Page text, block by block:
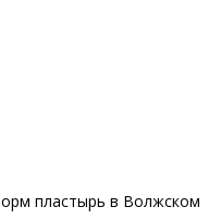
пластырь в Волжском